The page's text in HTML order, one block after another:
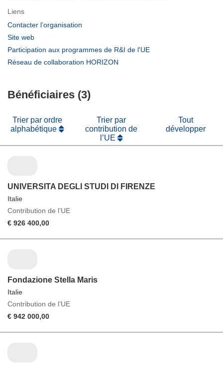
Liens
Contacter l’organisation
fenêtre)
Site web
dans
Participation aux programmes de R&I de l'UE
Réseau de collaboration HORIZON
Bénéficiaires (3)
Trier par ordre
alphabétique
Trier par
contribution de
l’UE
Tout
développer
UNIVERSITA DEGLI STUDI DI FIRENZE
Italie
Contribution de l’UE
€ 926 400,00
Fondazione Stella Maris
Italie
Contribution de l’UE
€ 942 000,00